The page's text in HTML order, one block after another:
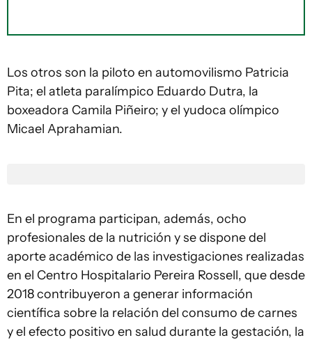
Los otros son la piloto en automovilismo Patricia
Pita; el atleta paralímpico Eduardo Dutra, la
boxeadora Camila Piñeiro; y el yudoca olímpico
Micael Aprahamian.
En el programa participan, además, ocho
profesionales de la nutrición y se dispone del
aporte académico de las investigaciones realizadas
en el Centro Hospitalario Pereira Rossell, que desde
2018 contribuyeron a generar información
científica sobre la relación del consumo de carnes
y el efecto positivo en salud durante la gestación, la